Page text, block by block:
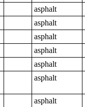
asphalt
asphalt
asphalt
asphalt
asphalt
asphalt
asphalt